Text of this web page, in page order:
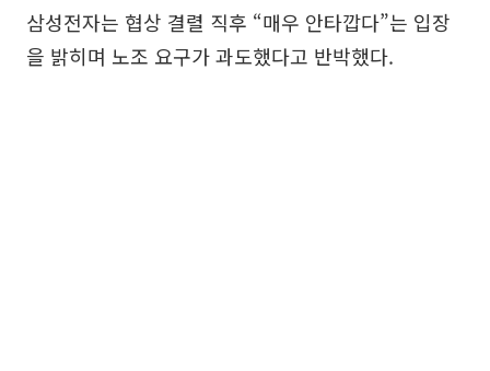
삼성전자는 협상 결렬 직후 “매우 안타깝다”는 입장
을 밝히며 노조 요구가 과도했다고 반박했다.